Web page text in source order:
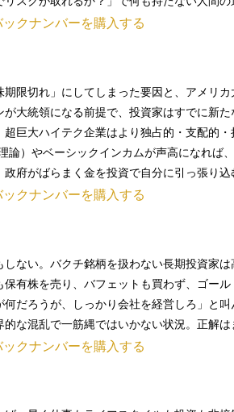
クナンバーを購入する
期限切れ」にしてしまった要因と、アメリ
が大統領になる前提で、投資家はすでに新
超巨大ハイテク企業はより独占的・支配的
論）やベーシックインカムが声高になれば
政府がばらまく金を投資で自分に引っ張り込
クナンバーを購入する
しない。バクチ銘柄を扱わない長期投資家
保有株を売り、バフェットも買わず、ゴー
何だろうが、しっかり会社を経営しろ」と
的な混乱で一筋縄ではいかない状況。正解
クナンバーを購入する